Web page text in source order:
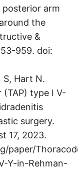
arm
the
&
959. doi:
S, Hart N.
type I V-
surgery.
17, 2023.
paper/
Y-in-Rehman-